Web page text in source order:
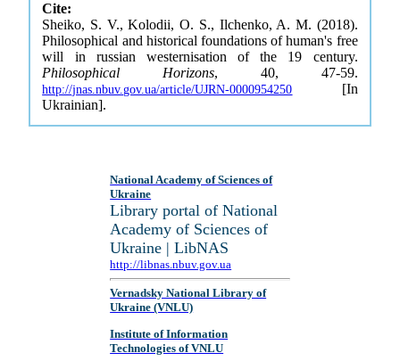
Cite:
Sheiko, S. V., Kolodii, O. S., Ilchenko, A. M. (2018).
Philosophical and historical foundations of human's free
will in russian westernisation of the 19 century.
Philosophical Horizons, 40, 47-59.
http://jnas.nbuv.gov.ua/article/UJRN-0000954250 [In
Ukrainian].
National Academy of Sciences of
Ukraine
Library portal of National
Academy of Sciences of
Ukraine | LibNAS
http://libnas.nbuv.gov.ua
Vernadsky National Library of
Ukraine (VNLU)
Institute of Information
Technologies of VNLU